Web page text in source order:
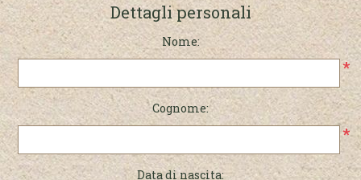
Dettagli personali
Nome:
*
Cognome:
*
Data di nascita: